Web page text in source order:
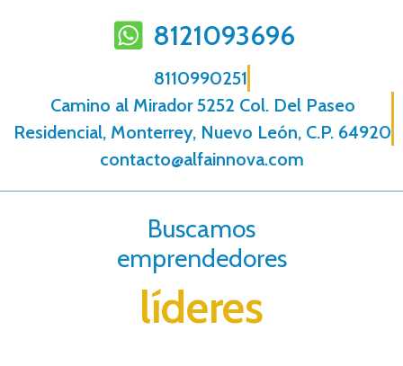
8121093696
8110990251
Camino al Mirador 5252 Col. Del Paseo
Residencial, Monterrey, Nuevo León, C.P. 64920
contacto@alfainnova.com
Buscamos
emprendedores
líderes